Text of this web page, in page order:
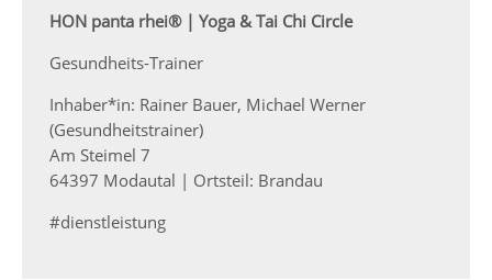
HON panta rhei® | Yoga & Tai Chi Circle
Gesundheits-Trainer
Inhaber*in: Rainer Bauer, Michael Werner
(Gesundheitstrainer)
Am Steimel 7
64397 Modautal | Ortsteil: Brandau
#dienstleistung